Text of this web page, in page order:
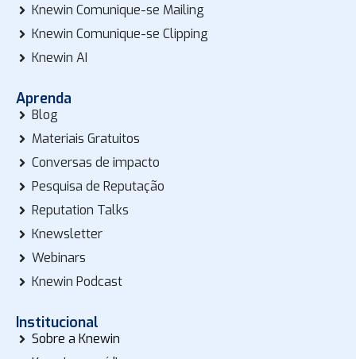
Knewin Comunique-se Mailing
Knewin Comunique-se Clipping
Knewin AI
Aprenda
Blog
Materiais Gratuitos
Conversas de impacto
Pesquisa de Reputação
Reputation Talks
Knewsletter
Webinars
Knewin Podcast
Institucional
Sobre a Knewin